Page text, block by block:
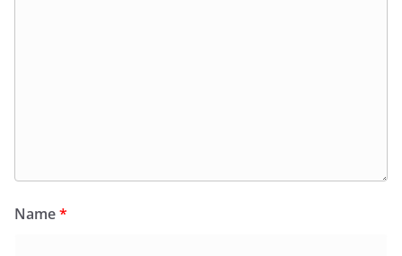
Name*